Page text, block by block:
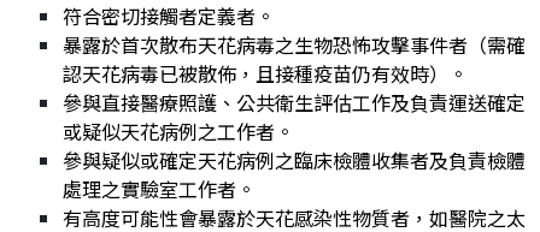
符合密切接觸者定義者。
暴露於首次散布天花病毒之生物恐怖攻擊事件者（需確
認天花病毒已被散佈，且接種疫苗仍有效時）。
參與直接醫療照護、公共衛生評估工作及負責運送確定
或疑似天花病例之工作者。
參與疑似或確定天花病例之臨床檢體收集者及負責檢體
處理之實驗室工作者。
有高度可能性會暴露於天花感染性物質者，如醫院之太